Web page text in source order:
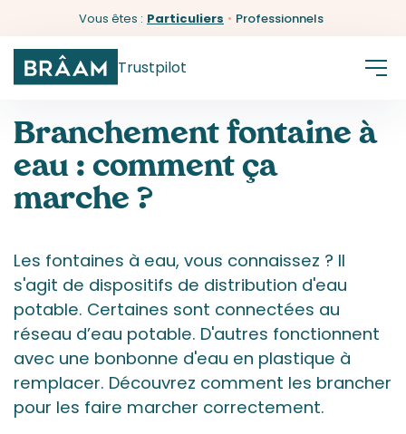
Vous êtes : Particuliers • Professionnels
Trustpilot
Branchement fontaine à
eau : comment ça
marche ?
Les fontaines à eau, vous connaissez ? Il
s'agit de dispositifs de distribution d'eau
potable. Certaines sont connectées au
réseau d’eau potable. D'autres fonctionnent
avec une bonbonne d'eau en plastique à
remplacer. Découvrez comment les brancher
pour les faire marcher correctement.